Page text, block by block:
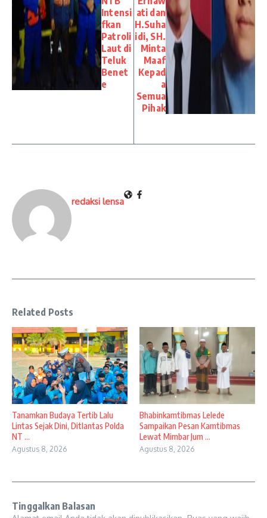
Intensi
fkan
Patroli
Laut di
Teluk
Benet
e
ati dan
H.Suha
idi, SH.
Minta
Maaf
Kepad
a
Semua
Pihak
redaksi lensa
Related Posts
Tanamkan Budaya Tertib Lalu
Lintas Sejak Dini, Ditlantas Polda
NT ...
Agustus 8, 2026
Bhabinkamtibmas Lelede
Sampaikan Pesan Kamtibmas
Lewat Mimbar Jum ...
Agustus 8, 2026
Tinggalkan Balasan